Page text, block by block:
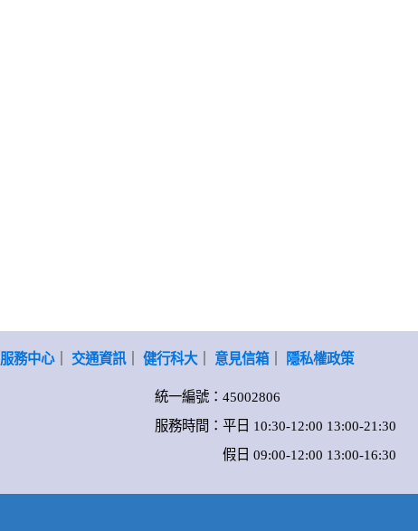
服務中心｜ 交通資訊｜ 健行科大｜ 意見信箱｜ 隱私權政策
統一編號：45002806
服務時間：平日 10:30-12:00 13:00-21:30
假日 09:00-12:00 13:00-16:30